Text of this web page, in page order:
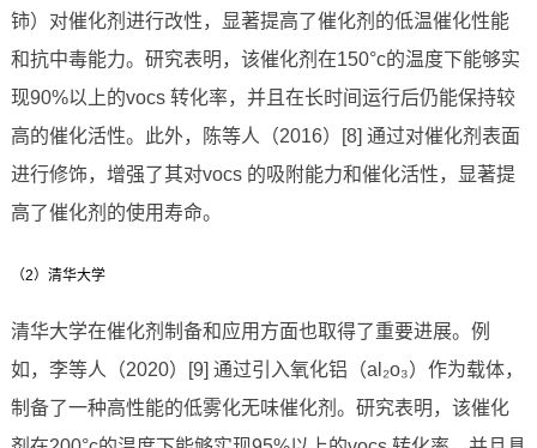
铈）对催化剂进行改性，显著提高了催化剂的低温催化性能
和抗中毒能力。研究表明，该催化剂在150°c的温度下能够实
现90%以上的vocs 转化率，并且在长时间运行后仍能保持较
高的催化活性。此外，陈等人（2016）[8] 通过对催化剂表面
进行修饰，增强了其对vocs 的吸附能力和催化活性，显著提
高了催化剂的使用寿命。
（2）清华大学
清华大学在催化剂制备和应用方面也取得了重要进展。例
如，李等人（2020）[9] 通过引入氧化铝（al₂o₃）作为载体，
制备了一种高性能的低雾化无味催化剂。研究表明，该催化